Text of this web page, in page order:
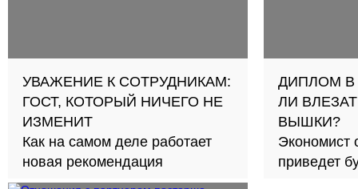
УВАЖЕНИЕ К СОТРУДНИКАМ:
ГОСТ, КОТОРЫЙ НИЧЕГО НЕ
ИЗМЕНИТ
Как на самом деле работает
новая рекомендация
ДИПЛОМ В
ЛИ
ВЫШКИ?
Экономист
приведет